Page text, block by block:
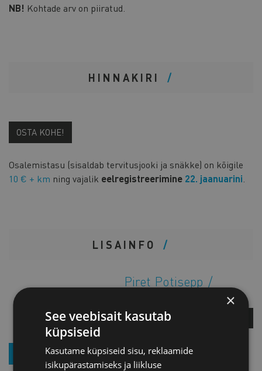
NB! Kohtade arv on piiratud.
HINNAKIRI
OSTA KOHE!
Osalemistasu (sisaldab tervitusjooki ja snäkke) on kõigile
10 € + km ning vajalik eelregistreerimine 22. jaanuarini
LISAINFO
Piret Potisepp
KÜSI LISA
LIITU UUDISKIRJAGA
×
See veebisait kasutab
küpsiseid
Kasutame küpsiseid sisu, reklaamide
isikupärastamiseks ja liikluse